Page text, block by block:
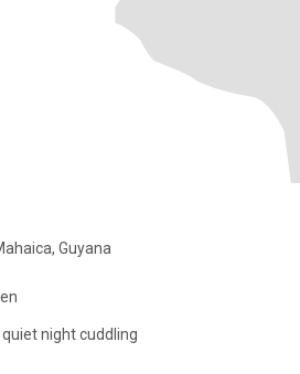
Guyana
quiet night cuddling